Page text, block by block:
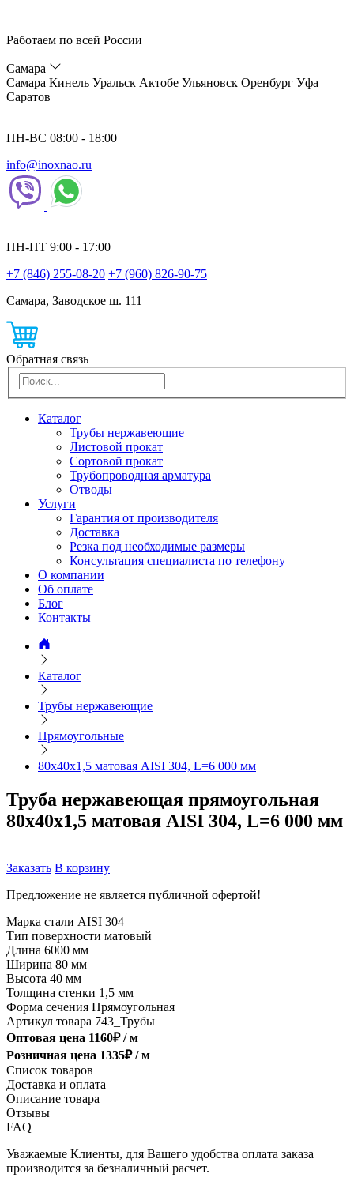
Работаем по всей России
Самара
Самара Кинель Уральск Актобе Ульяновск Оренбург Уфа
Саратов
ПН-ВС 08:00 - 18:00
info@inoxnao.ru
ПН-ПТ 9:00 - 17:00
+7 (846) 255-08-20 +7 (960) 826-90-75
Самара, Заводское ш. 111
Обратная связь
Каталог
Трубы нержавеющие
Листовой прокат
Сортовой прокат
Трубопроводная арматура
Отводы
Услуги
Гарантия от производителя
Доставка
Резка под необходимые размеры
Консультация специалиста по телефону
О компании
Об оплате
Блог
Контакты
Каталог
Трубы нержавеющие
Прямоугольные
80х40х1,5 матовая AISI 304, L=6 000 мм
Труба нержавеющая прямоугольная
80х40х1,5 матовая AISI 304, L=6 000 мм
Заказать В корзину
Предложение не является публичной офертой!
Марка стали AISI 304
Тип поверхности матовый
Длина 6000 мм
Ширина 80 мм
Высота 40 мм
Толщина стенки 1,5 мм
Форма сечения Прямоугольная
Артикул товара 743_Трубы
Оптовая цена 1160₽ /м
Розничная цена 1335₽ /м
Список товаров
Доставка и оплата
Описание товара
Отзывы
FAQ
Уважаемые Клиенты, для Вашего удобства оплата заказа
производится за безналичный расчет.